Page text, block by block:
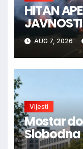
HITAN
loženja
Blidinje!
AUG 7, 2026
Vijesti
Mostar
Slobodna